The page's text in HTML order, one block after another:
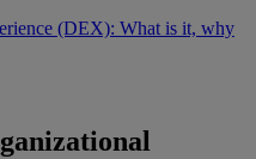
(DEX): What is it, why